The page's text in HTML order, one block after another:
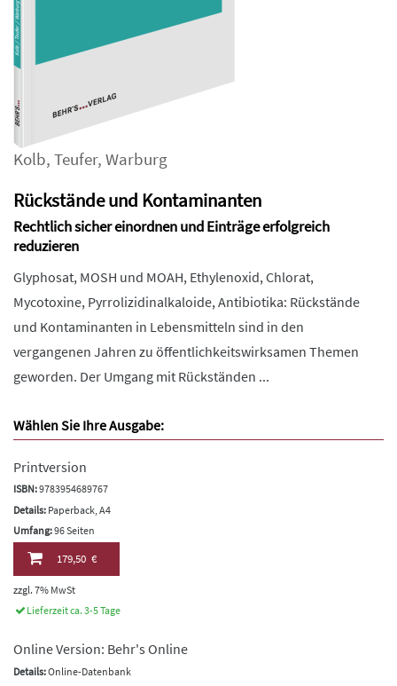
Kolb, Teufer, Warburg
Rückstände und Kontaminanten
Rechtlich sicher einordnen und Einträge erfolgreich
reduzieren
Glyphosat, MOSH und MOAH, Ethylenoxid, Chlorat,
Mycotoxine, Pyrrolizidinalkaloide, Antibiotika: Rückstände
und Kontaminanten in Lebensmitteln sind in den
vergangenen Jahren zu öffentlichkeitswirksamen Themen
geworden. Der Umgang mit Rückständen ...
Wählen Sie Ihre Ausgabe:
Printversion
ISBN:9783954689767
Details: Paperback, A4
Umfang:96 Seiten
179,50 €
zzgl. 7% MwSt
Lieferzeit ca. 3-5 Tage
Online Version: Behr's Online
Details:Online-Datenbank